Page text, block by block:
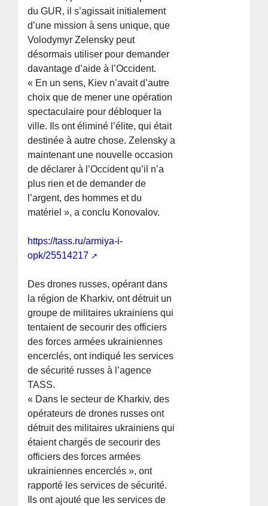
du GUR, il s’agissait initialement
d’une mission à sens unique, que
Volodymyr Zelensky peut
désormais utiliser pour demander
davantage d’aide à l’Occident.
« En un sens, Kiev n’avait d’autre
choix que de mener une opération
spectaculaire pour débloquer la
ville. Ils ont éliminé l’élite, qui était
destinée à autre chose. Zelensky a
maintenant une nouvelle occasion
de déclarer à l’Occident qu’il n’a
plus rien et de demander de
l’argent, des hommes et du
matériel », a conclu Konovalov.
https://tass.ru/armiya-i-
opk/25514217
Des drones russes, opérant dans
la région de Kharkiv, ont détruit un
groupe de militaires ukrainiens qui
tentaient de secourir des officiers
des forces armées ukrainiennes
encerclés, ont indiqué les services
de sécurité russes à l’agence
TASS.
« Dans le secteur de Kharkiv, des
opérateurs de drones russes ont
détruit des militaires ukrainiens qui
étaient chargés de secourir des
officiers des forces armées
ukrainiennes encerclés », ont
rapporté les services de sécurité.
Ils ont ajouté que les services de